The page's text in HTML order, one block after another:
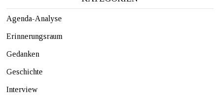
Agenda-Analyse
Erinnerungsraum
Gedanken
Geschichte
Interview